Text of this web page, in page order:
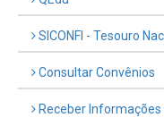
QEdu
SICONFI - Tesouro
Consultar Convênios